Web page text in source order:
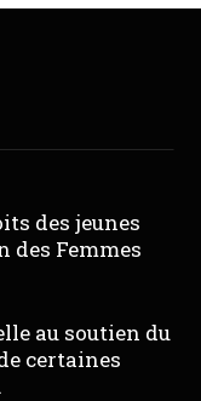
des jeunes
des Femmes
au soutien du
certaines